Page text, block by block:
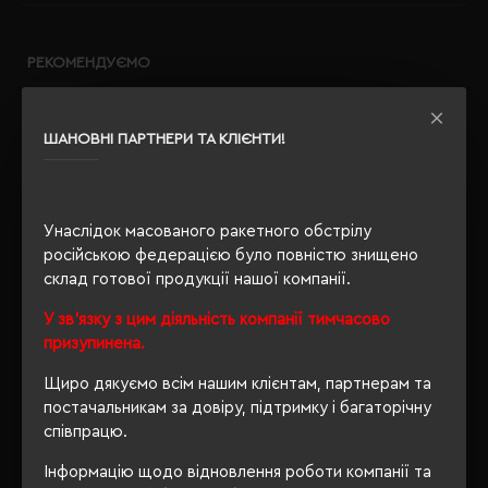
ШАНОВНІ ПАРТНЕРИ ТА КЛІЄНТИ!
Унаслідок масованого ракетного обстрілу
російською федерацією було повністю знищено
склад готової продукції нашої компанії.
У зв'язку з цим діяльність компанії тимчасово
призупинена.
Щиро дякуємо всім нашим клієнтам, партнерам та
постачальникам за довіру, підтримку і багаторічну
співпрацю.
Інформацію щодо відновлення роботи компанії та
РЕКОМЕНДУЄМО